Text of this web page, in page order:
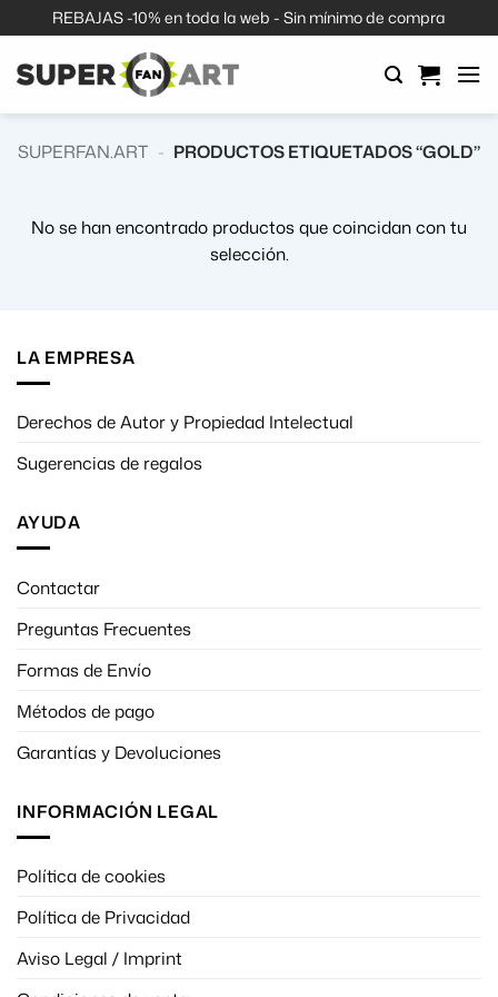
al
contenido
REBAJAS -10% en toda la web - Sin mínimo de compra
SUPERFAN.ART - PRODUCTOS ETIQUETADOS “GOLD”
No se han encontrado productos que coincidan con tu
selección.
LA EMPRESA
Derechos de Autor y Propiedad Intelectual
Sugerencias de regalos
AYUDA
Contactar
Preguntas Frecuentes
Formas de Envío
Métodos de pago
Garantías y Devoluciones
INFORMACIÓN LEGAL
Política de cookies
Política de Privacidad
Aviso Legal / Imprint